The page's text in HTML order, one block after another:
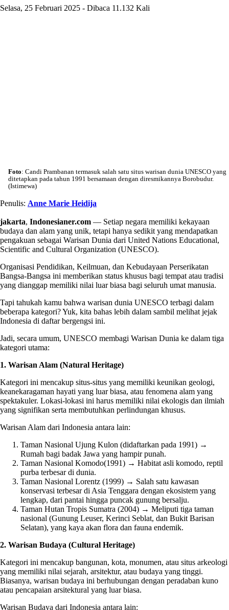
Selasa, 25 Februari 2025 - Dibaca 11.132 Kali
Foto: Candi Prambanan termasuk salah satu situs warisan dunia UNESCO yang
ditetapkan pada tahun 1991 bersamaan dengan diresmikannya Borobudur.
(Istimewa)
Penulis: Anne Marie Heidija
jakarta, Indonesianer.com — Setiap negara memiliki kekayaan
budaya dan alam yang unik, tetapi hanya sedikit yang mendapatkan
pengakuan sebagai Warisan Dunia dari United Nations Educational,
Scientific and Cultural Organization (UNESCO).
Organisasi Pendidikan, Keilmuan, dan Kebudayaan Perserikatan
Bangsa-Bangsa ini memberikan status khusus bagi tempat atau tradisi
yang dianggap memiliki nilai luar biasa bagi seluruh umat manusia.
Tapi tahukah kamu bahwa warisan dunia UNESCO terbagi dalam
beberapa kategori? Yuk, kita bahas lebih dalam sambil melihat jejak
Indonesia di daftar bergengsi ini.
Jadi, secara umum, UNESCO membagi Warisan Dunia ke dalam tiga
kategori utama:
1. Warisan Alam (Natural Heritage)
Kategori ini mencakup situs-situs yang memiliki keunikan geologi,
keanekaragaman hayati yang luar biasa, atau fenomena alam yang
spektakuler. Lokasi-lokasi ini harus memiliki nilai ekologis dan ilmiah
yang signifikan serta membutuhkan perlindungan khusus.
Warisan Alam dari Indonesia antara lain:
Taman Nasional Ujung Kulon (didaftarkan pada 1991) →
Rumah bagi badak Jawa yang hampir punah.
Taman Nasional Komodo(1991) → Habitat asli komodo, reptil
purba terbesar di dunia.
Taman Nasional Lorentz (1999) → Salah satu kawasan
konservasi terbesar di Asia Tenggara dengan ekosistem yang
lengkap, dari pantai hingga puncak gunung bersalju.
Taman Hutan Tropis Sumatra (2004) → Meliputi tiga taman
nasional (Gunung Leuser, Kerinci Seblat, dan Bukit Barisan
Selatan), yang kaya akan flora dan fauna endemik.
2. Warisan Budaya (Cultural Heritage)
Kategori ini mencakup bangunan, kota, monumen, atau situs arkeologi
yang memiliki nilai sejarah, arsitektur, atau budaya yang tinggi.
Biasanya, warisan budaya ini berhubungan dengan peradaban kuno
atau pencapaian arsitektural yang luar biasa.
Warisan Budaya dari Indonesia antara lain: